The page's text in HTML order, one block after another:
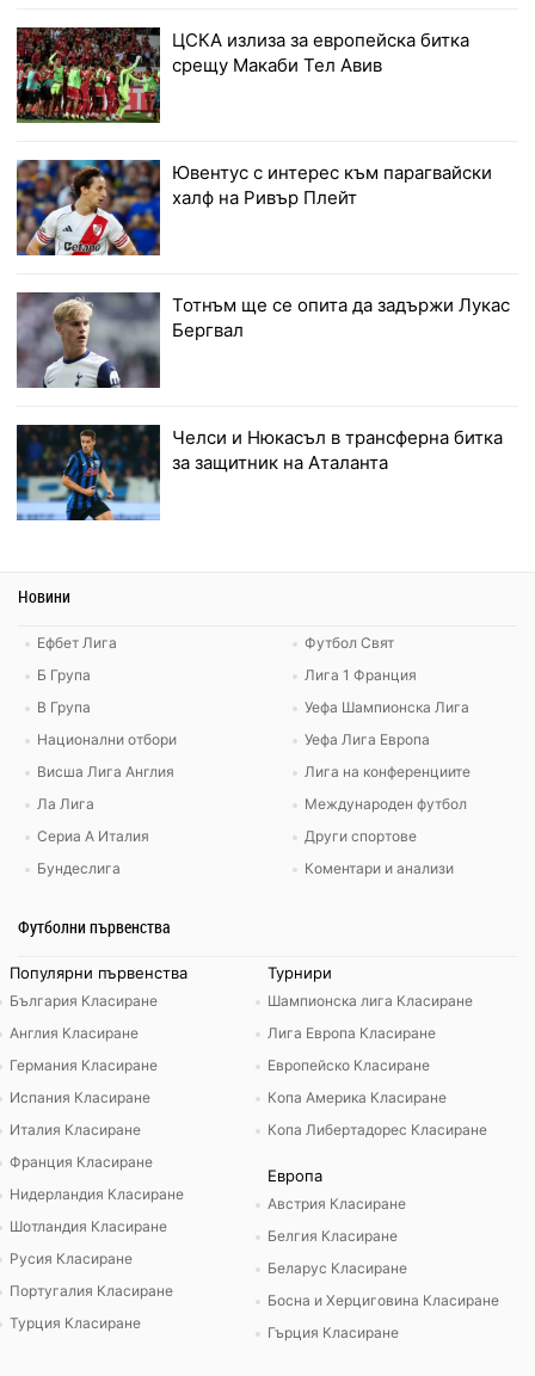
ЦСКА излиза за европейска битка
срещу Макаби Тел Авив
Ювентус с интерес към парагвайски
халф на Ривър Плейт
Тотнъм ще се опита да задържи Лукас
Бергвал
Челси и Нюкасъл в трансферна битка
за защитник на Аталанта
Новини
Ефбет Лига
Б Група
В Група
Национални отбори
Висша Лига Англия
Ла Лига
Сериа А Италия
Бундеслига
Футбол Свят
Лига 1 Франция
Уефа Шампионска Лига
Уефа Лига Европа
Лига на конференциите
Международен футбол
Други спортове
Коментари и анализи
Футболни първенства
Популярни първенства
България Класиране
Англия Класиране
Германия Класиране
Испания Класиране
Италия Класиране
Франция Класиране
Нидерландия Класиране
Шотландия Класиране
Русия Класиране
Португалия Класиране
Турция Класиране
Турнири
Шампионска лига Класиране
Лига Европа Класиране
Европейско Класиране
Копа Америка Класиране
Копа Либертадорес Класиране
Европа
Австрия Класиране
Белгия Класиране
Беларус Класиране
Босна и Херциговина Класиране
Гърция Класиране